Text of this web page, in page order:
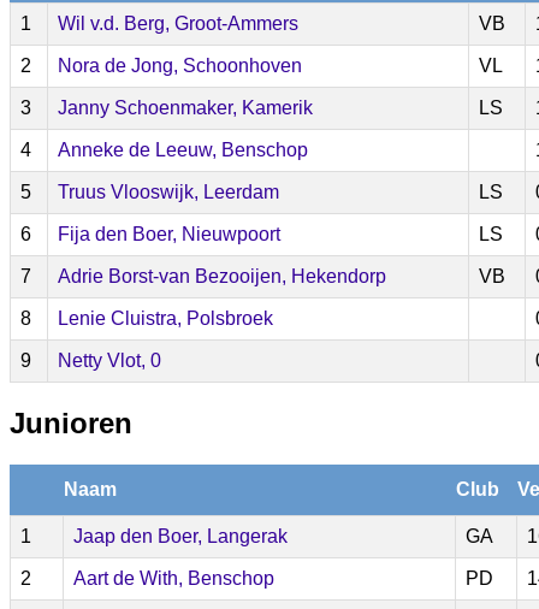
1 Wil v.d. Berg, Groot-Ammers VB
2 Nora de Jong, Schoonhoven VL
3 Janny Schoenmaker, Kamerik LS
4 Anneke de Leeuw, Benschop
5 Truus Vlooswijk, Leerdam LS
6 Fija den Boer, Nieuwpoort LS
7 Adrie Borst-van Bezooijen, Hekendorp VB
8 Lenie Cluistra, Polsbroek
9 Netty Vlot, 0
Junioren
Naam Club
1 Jaap den Boer, Langerak GA
2 Aart de With, Benschop PD